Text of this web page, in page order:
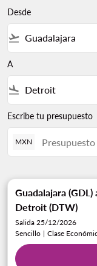
Desde
flight_takeoff
A
flight_land
Escribe tu presupuesto
MXN
Guadalajara (GDL)
Detroit (DTW)
Salida 25/12/2026
Sencillo | Clase